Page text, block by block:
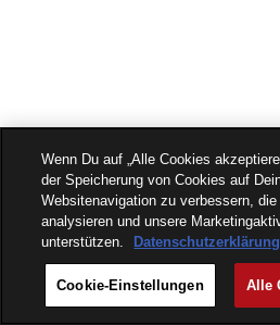
Wenn Du auf „Alle Cookies
der Speicherung von Cookies auf
Websitenavigation zu verbessern,
analysieren und unsere
unterstützen.
Datenschutzerklärung
Cookie-Einstellungen Alle